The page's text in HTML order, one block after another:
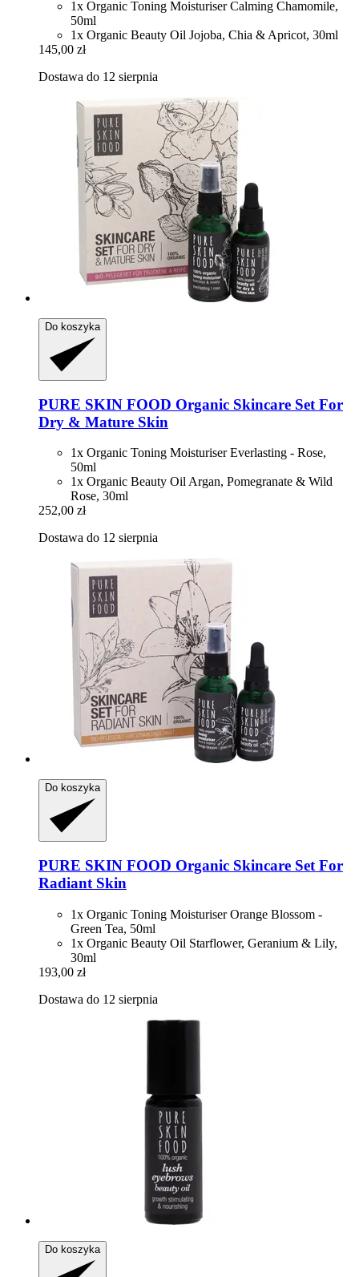
1x Organic Toning Moisturiser Calming Chamomile,
50ml
1x Organic Beauty Oil Jojoba, Chia & Apricot, 30ml
145,00 zł
Dostawa do 12 sierpnia
Do koszyka
PURE SKIN FOOD Organic Skincare Set For
Dry & Mature Skin
1x Organic Toning Moisturiser Everlasting - Rose,
50ml
1x Organic Beauty Oil Argan, Pomegranate & Wild
Rose, 30ml
252,00 zł
Dostawa do 12 sierpnia
Do koszyka
PURE SKIN FOOD Organic Skincare Set For
Radiant Skin
1x Organic Toning Moisturiser Orange Blossom -
Green Tea, 50ml
1x Organic Beauty Oil Starflower, Geranium & Lily,
30ml
193,00 zł
Dostawa do 12 sierpnia
Do koszyka